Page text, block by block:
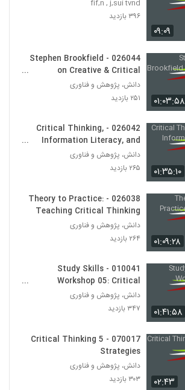
030022 - تفکر انتقادی (سری اول)
030023 - تفکر انتقادی (سری اول)
۵۷۳ بازدید
030024 - تفکر انتقادی (سری اول)
۵۲۲ بازدید
030026 - تفکر انتقادی (سری اول)
۵۶۳ بازدید
030027 - تفکر انتقادی (سری اول)
030028 - تفکر انتقادی (سری اول)
۵۱۱ بازدید
030037 - نظریه انتخاب عقلانی
۰۹:۰۹
fif,n , j,sui tvnd
۳۹۶ بازدید
۰۱:۰۳:۵۸
026044 - Stephen Brookfield
on Creative & Critical
Thinking
دانش، پژوهش و فناوری
۲۵۱ بازدید
۰۱:۳۵:۱۰
026042 - Critical Thinking,
Information Literacy, and
Lifelong Learning
دانش، پژوهش و فناوری
۲۶۵ بازدید
۰۱:۰۹:۲۸
026038 - Theory to Practice:
Teaching Critical Thinking
دانش، پژوهش و فناوری
۲۶۴ بازدید
۰۱:۴۱:۵۸
010041 - Study Skills
Workshop 05: Critical
Thinking Skills
دانش، پژوهش و فناوری
۳۴۷ بازدید
۰۲:۴۳
070017 - 5 Critical Thinking
Strategies
دانش، پژوهش و فناوری
۳۰۳ بازدید